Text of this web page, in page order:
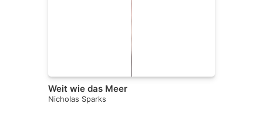
Weit wie das Meer
Nicholas Sparks